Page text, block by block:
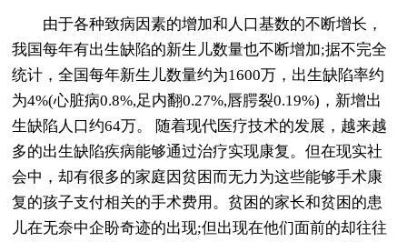
由于各种致病因素的增加和人口基数的不断增长，
我国每年有出生缺陷的新生儿数量也不断增加;据不完全
统计，全国每年新生儿数量约为1600万，出生缺陷率约
为4%(心脏病0.8%,足内翻0.27%,唇腭裂0.19%)，新增出
生缺陷人口约64万。 随着现代医疗技术的发展，越来越
多的出生缺陷疾病能够通过治疗实现康复。但在现实社
会中，却有很多的家庭因贫困而无力为这些能够手术康
复的孩子支付相关的手术费用。贫困的家长和贫困的患
儿在无奈中企盼奇迹的出现;但出现在他们面前的却往往